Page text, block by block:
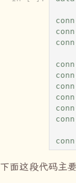
conn
conn
conn
conn
conn
conn
conn
conn
conn
conn
下面这段代码主